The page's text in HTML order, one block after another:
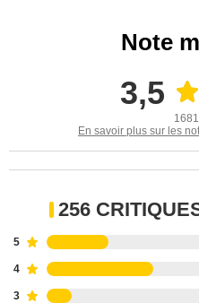
Note
3,5
En savoir plus sur les
256
5
4
3